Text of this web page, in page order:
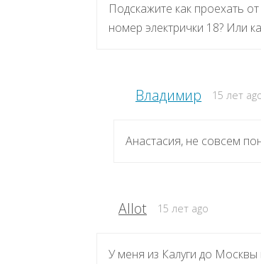
Подскажите как проехать
номер электрички 18? Или
Владимир 15 лет
Анастасия, не совсем
Allot 15 лет ago
У меня из Калуги до Москвы